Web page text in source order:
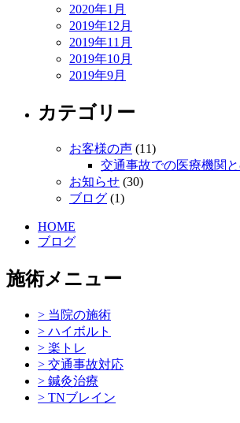
2020年1月
2019年12月
2019年11月
2019年10月
2019年9月
カテゴリー
お客様の声 (11)
交通事故での医療機関
お知らせ (30)
ブログ (1)
HOME
ブログ
施術メニュー
> 当院の施術
> ハイボルト
> 楽トレ
> 交通事故対応
> 鍼灸治療
> TNブレイン